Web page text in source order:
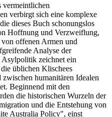
vermeintlichen
verbirgt sich eine komplexe
dieses Buch schonungslos
Hoffnung und Verzweiflung,
offenen Armen und
Analyse der
Asylpolitik zeichnet ein
üblichen Klischees
humanitären Idealen
Beginnend mit den
die historischen Wurzeln der
und die Entstehung von
Australia Policy", einst